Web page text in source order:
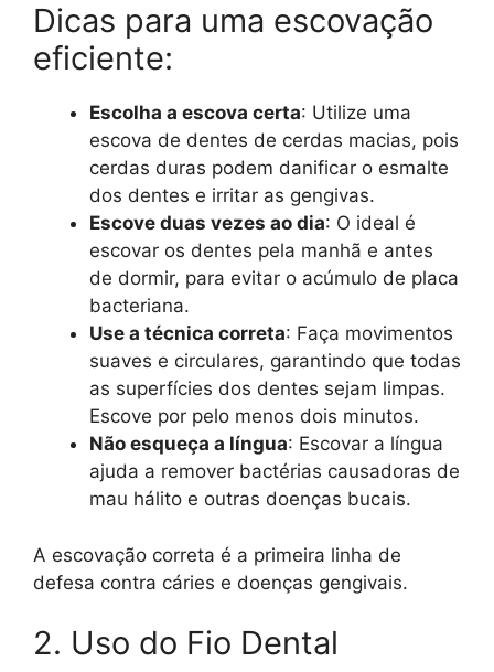
Dicas para uma escovação
eficiente:
Escolha a escova certa: Utilize uma
escova de dentes de cerdas macias, pois
cerdas duras podem danificar o esmalte
dos dentes e irritar as gengivas.
Escove duas vezes ao dia: O ideal é
escovar os dentes pela manhã e antes
de dormir, para evitar o acúmulo de placa
bacteriana.
Use a técnica correta: Faça movimentos
suaves e circulares, garantindo que todas
as superfícies dos dentes sejam limpas.
Escove por pelo menos dois minutos.
Não esqueça a língua: Escovar a língua
ajuda a remover bactérias causadoras de
mau hálito e outras doenças bucais.
A escovação correta é a primeira linha de
defesa contra cáries e doenças gengivais.
2. Uso do Fio Dental